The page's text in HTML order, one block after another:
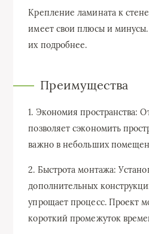
Крепление ламината к
имеет свои плюсы и
их подробнее.
Преимущества
1. Экономия пространства:
позволяет сэкономить
важно в небольших
2. Быстрота монтажа:
дополнительных
упрощает процесс. Проект
короткий промежуток